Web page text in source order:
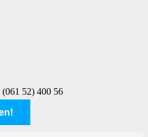
(061 52) 400 56